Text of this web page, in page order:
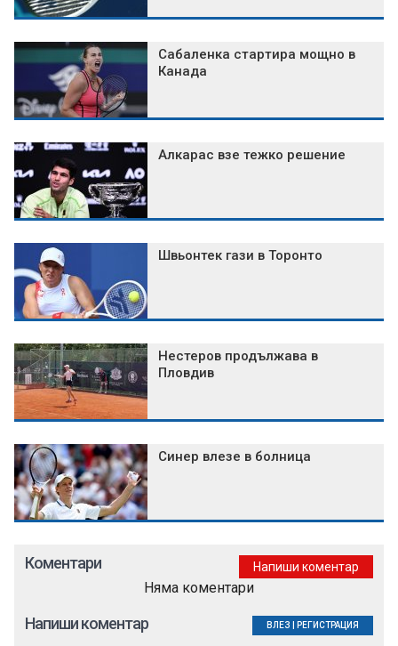
Сабаленка стартира мощно в
Канада
Алкарас взе тежко решение
Швьонтек гази в Торонто
Нестеров продължава в
Пловдив
Синер влезе в болница
Коментари Напиши коментар
Няма коментари
Напиши коментар ВЛЕЗ РЕГИСТРАЦИЯ